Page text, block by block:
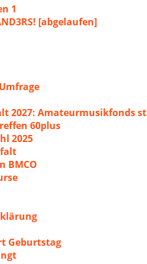
1
[abgelaufen]
2027: Amateurmusikfonds
60plus
2025
BMCO
Geburtstag